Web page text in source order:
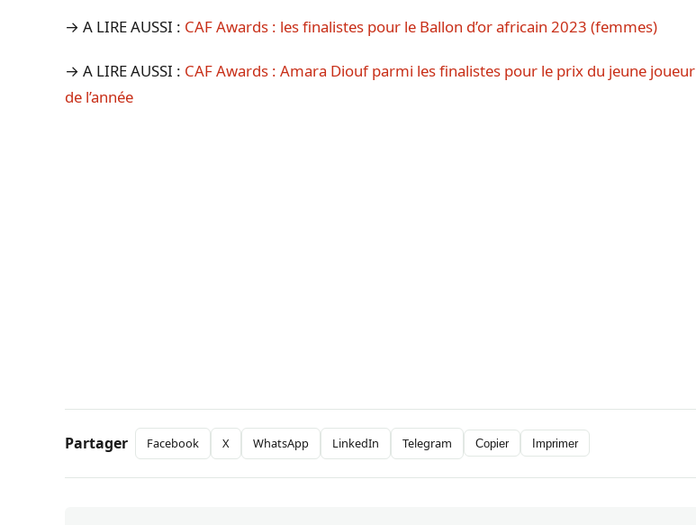
→ A LIRE AUSSI : CAF Awards : les finalistes pour le Ballon d’or africain 2023 (femmes)
→ A LIRE AUSSI : CAF Awards : Amara Diouf parmi les finalistes pour le prix du jeune joueur
de l’année
Partager Facebook X WhatsApp LinkedIn Telegram Copier Imprimer